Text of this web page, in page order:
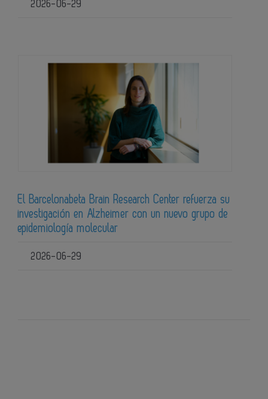
2026-06-29
El Barcelonabeta Brain Research Center refuerza su
investigación en Alzheimer con un nuevo grupo de
epidemiología molecular
2026-06-29